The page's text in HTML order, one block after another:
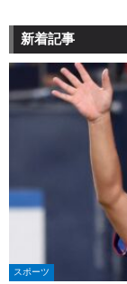
新着記事
スポーツ